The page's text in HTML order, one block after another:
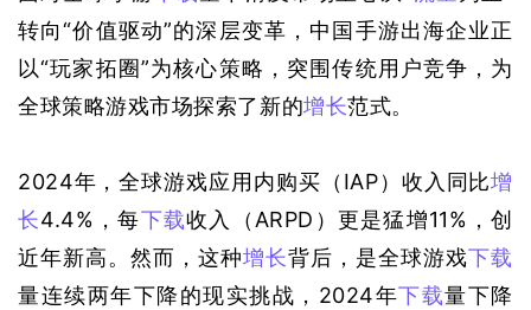
转向“价值驱动”的深层变革，中国手游出海企业正
以“玩家拓圈”为核心策略，突围传统用户竞争，为
全球策略游戏市场探索了新的增长范式。
2024年，全球游戏应用内购买 （IAP） 收入同比增
长4.4%，每下载收入 （ARPD） 更是猛增11%，创
近年新高。然而，这种增长背后，是全球游戏下载
量连续两年下降的现实挑战，2024年下载量下降